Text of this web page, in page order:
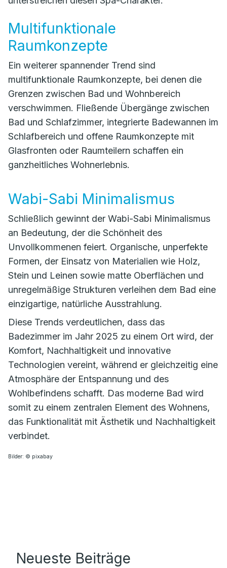
Multifunktionale
Raumkonzepte
Ein weiterer spannender Trend sind
multifunktionale Raumkonzepte, bei denen die
Grenzen zwischen Bad und Wohnbereich
verschwimmen. Fließende Übergänge zwischen
Bad und Schlafzimmer, integrierte Badewannen im
Schlafbereich und offene Raumkonzepte mit
Glasfronten oder Raumteilern schaffen ein
ganzheitliches Wohnerlebnis.
Wabi-Sabi Minimalismus
Schließlich gewinnt der Wabi-Sabi Minimalismus
an Bedeutung, der die Schönheit des
Unvollkommenen feiert. Organische, unperfekte
Formen, der Einsatz von Materialien wie Holz,
Stein und Leinen sowie matte Oberflächen und
unregelmäßige Strukturen verleihen dem Bad eine
einzigartige, natürliche Ausstrahlung.
Diese Trends verdeutlichen, dass das
Badezimmer im Jahr 2025 zu einem Ort wird, der
Komfort, Nachhaltigkeit und innovative
Technologien vereint, während er gleichzeitig eine
Atmosphäre der Entspannung und des
Wohlbefindens schafft. Das moderne Bad wird
somit zu einem zentralen Element des Wohnens,
das Funktionalität mit Ästhetik und Nachhaltigkeit
verbindet.
Bilder: © pixabay
Neueste Beiträge